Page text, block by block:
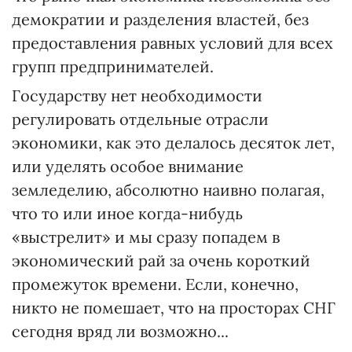
демократии и разделения властей, без
предоставления равных условий для всех
групп предпринимателей.
Государству нет необходимости
регулировать отдельные отрасли
экономики, как это делалось десяток лет,
или уделять особое внимание
земледелию, абсолютно наивно полагая,
что то или иное когда-нибудь
«выстрелит» и мы сразу попадем в
экономический рай за очень короткий
промежуток времени. Если, конечно,
никто не помешает, что на просторах СНГ
сегодня вряд ли возможно...